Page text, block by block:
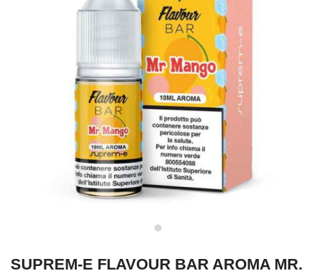
SUPREM-E FLAVOUR BAR AROMA MR.